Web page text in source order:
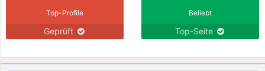
Top-Profile
Geprüft
Beliebt
Top-Seite